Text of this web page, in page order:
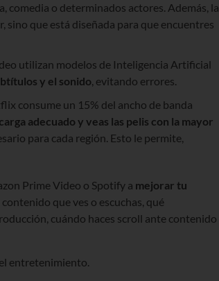
comedia o determinados actores. Además, la
sino que está diseñada para que encuentres
utilizan modelos de Inteligencia Artificial
y el sonido , evitando errores.
consume un 15% del ancho de banda
adecuado y veas las pelis con la mayor
para cada región. Esto le permite,
Prime Video o Spotify a mejorar tu
que ves o escuchas, qué
cuándo haces scroll ante contenido
entretenimiento.